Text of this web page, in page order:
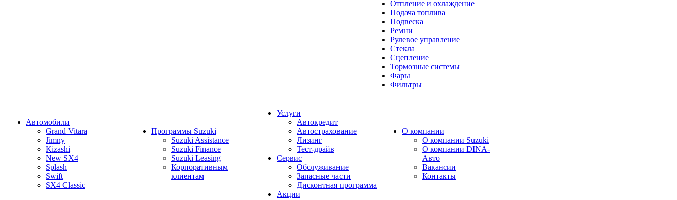
Отпление и охлаждение
Подача топлива
Подвеска
Ремни
Рулевое управление
Стекла
Сцепление
Тормозные системы
Фары
Фильтры
Автомобили
Grand Vitara
Jimny
Kizashi
New SX4
Splash
Swift
SX4 Classic
Программы Suzuki
Suzuki Assistance
Suzuki Finance
Suzuki Leasing
Корпоративным
клиентам
Услуги
Автокредит
Автострахование
Лизинг
Тест-драйв
Сервис
Обслуживание
Запасные части
Дисконтная программа
Акции
О компании
О компании Suzuki
О компании DINA-
Авто
Вакансии
Контакты